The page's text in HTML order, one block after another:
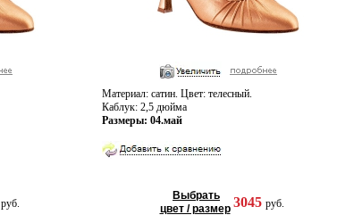
руб.
Материал: сатин. Цвет: телесный.
Каблук: 2,5 дюйма
Размеры: 04.май
Выбрать
цвет / размер 3045 руб.